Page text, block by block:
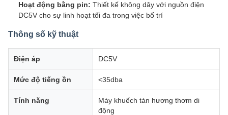
Hoạt động bằng pin: Thiết kế không dây với nguồn điện
DC5V cho sự linh hoạt tối đa trong việc bố trí
Thông số kỹ thuật
Điện áp DC5V
Mức độ tiếng ồn <35dba
Tính năng
Máy khuếch tán hương thơm di
động